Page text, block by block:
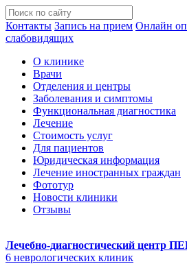
Контакты Запись на прием Онлайн
слабовидящих
О клинике
Врачи
Отделения и центры
Заболевания и симптомы
Функциональная диагностика
Лечение
Стоимость услуг
Для пациентов
Юридическая информация
Лечение иностранных граждан
Фототур
Новости клиники
Отзывы
Лечебно-диагностический центр
6 неврологических клиник